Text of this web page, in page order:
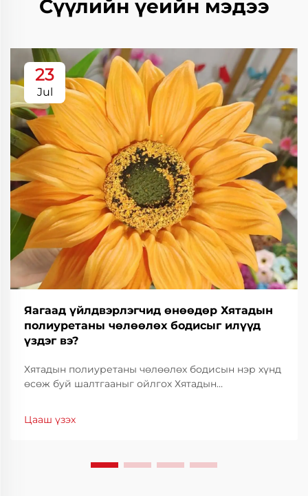
Сүүлийн үеийн мэдээ
23
Jul
Яагаад үйлдвэрлэгчид өнөөдөр Хятадын
полиуретаны чөлөөлөх бодисыг илүүд
үздэг вэ?
Хятадын полиуретаны чөлөөлөх бодисын нэр хүнд
өсөж буй шалтгааныг ойлгох Хятадын
үйлдвэрлэгчдийн дунд түгээмэл хэрэглэгдэж
Цааш үзэх